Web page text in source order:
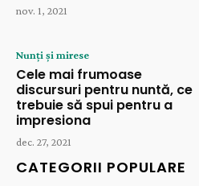
nov. 1, 2021
Nunți și mirese
Cele mai frumoase
discursuri pentru nuntă, ce
trebuie să spui pentru a
impresiona
dec. 27, 2021
CATEGORII POPULARE